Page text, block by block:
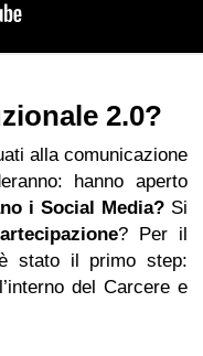
2.0?
alla comunicazione
hanno aperto
i Social Media?Si
? Per il
stato il primo step:
del Carcere e